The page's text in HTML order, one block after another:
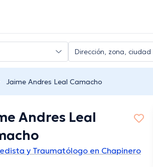
Jaime Andres Leal Camacho
Andres Leal
y Traumatólogo en Chapinero